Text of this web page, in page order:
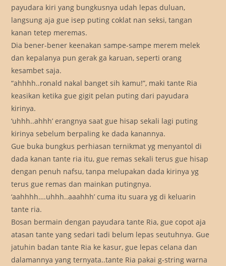
payudara kiri yang bungkusnya udah lepas duluan,
langsung aja gue isep puting coklat nan seksi, tangan
kanan tetep meremas.
Dia bener-bener keenakan sampe-sampe merem melek
dan kepalanya pun gerak ga karuan, seperti orang
kesambet saja.
“ahhhh..ronald nakal banget sih kamu!”, maki tante Ria
keasikan ketika gue gigit pelan puting dari payudara
kirinya.
‘uhhh..ahhh’ erangnya saat gue hisap sekali lagi puting
kirinya sebelum berpaling ke dada kanannya.
Gue buka bungkus perhiasan ternikmat yg menyantol di
dada kanan tante ria itu, gue remas sekali terus gue hisap
dengan penuh nafsu, tanpa melupakan dada kirinya yg
terus gue remas dan mainkan putingnya.
‘aahhhh….uhhh..aaahhh’ cuma itu suara yg di keluarin
tante ria.
Bosan bermain dengan payudara tante Ria, gue copot aja
atasan tante yang sedari tadi belum lepas seutuhnya. Gue
jatuhin badan tante Ria ke kasur, gue lepas celana dan
dalamannya yang ternyata..tante Ria pakai g-string warna